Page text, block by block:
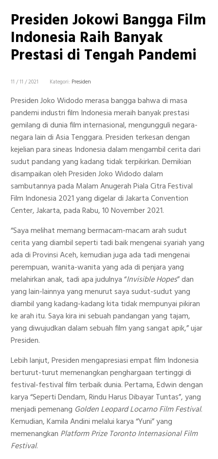
Presiden Jokowi Bangga Film
Indonesia Raih Banyak
Prestasi di Tengah Pandemi
11 / 11 / 2021 Kategori: Presiden
Presiden Joko Widodo merasa bangga bahwa di masa
pandemi industri film Indonesia meraih banyak prestasi
gemilang di dunia film internasional, mengungguli negara-
negara lain di Asia Tenggara. Presiden terkesan dengan
kejelian para sineas Indonesia dalam mengambil cerita dari
sudut pandang yang kadang tidak terpikirkan. Demikian
disampaikan oleh Presiden Joko Widodo dalam
sambutannya pada Malam Anugerah Piala Citra Festival
Film Indonesia 2021 yang digelar di Jakarta Convention
Center, Jakarta, pada Rabu, 10 November 2021.
“Saya melihat memang bermacam-macam arah sudut
cerita yang diambil seperti tadi baik mengenai syariah yang
ada di Provinsi Aceh, kemudian juga ada tadi mengenai
perempuan, wanita-wanita yang ada di penjara yang
melahirkan anak, tadi apa judulnya “Invisible Hopes” dan
yang lain-lainnya yang menurut saya sudut-sudut yang
diambil yang kadang-kadang kita tidak mempunyai pikiran
ke arah itu. Saya kira ini sebuah pandangan yang tajam,
yang diwujudkan dalam sebuah film yang sangat apik,” ujar
Presiden.
Lebih lanjut, Presiden mengapresiasi empat film Indonesia
berturut-turut memenangkan penghargaan tertinggi di
festival-festival film terbaik dunia. Pertama, Edwin dengan
karya “Seperti Dendam, Rindu Harus Dibayar Tuntas”, yang
menjadi pemenang Golden Leopard Locarno Film Festival.
Kemudian, Kamila Andini melalui karya “Yuni” yang
memenangkan Platform Prize Toronto Internasional Film
Festival.